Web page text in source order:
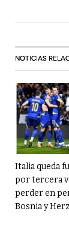
NOTICIAS
Italia queda
por tercera
perder en
Bosnia y